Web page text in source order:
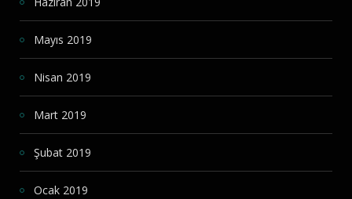
Mayıs 2019
Nisan 2019
Mart 2019
Şubat 2019
Ocak 2019